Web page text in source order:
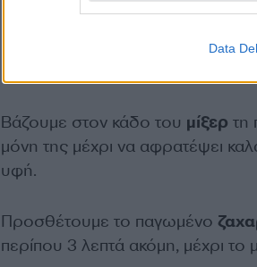
Data
120–150 γρ. σιρόπι
Βάζουμε στον κάδο του μίξερ τη
μόνη της μέχρι να αφρατέψει
υφή.
Προσθέτουμε το παγωμένο
περίπου 3 λεπτά ακόμη, μέχρι το